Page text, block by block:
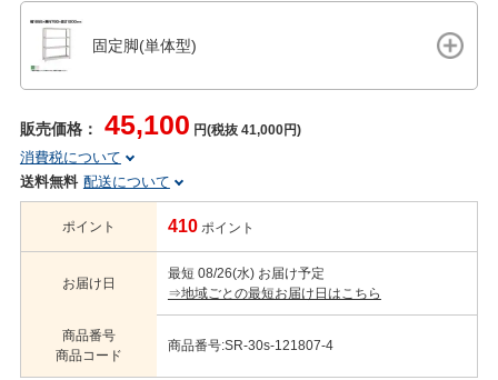
固定脚(単体型)
販売価格： 45,100 円(税抜 41,000円)
消費税について
送料無料 配送について
ポイント 410 ポイント
お届け日
最短 08/26(水) お届け予定
⇒地域ごとの最短お届け日はこちら
商品番号
商品コード
商品番号:SR-30s-121807-4